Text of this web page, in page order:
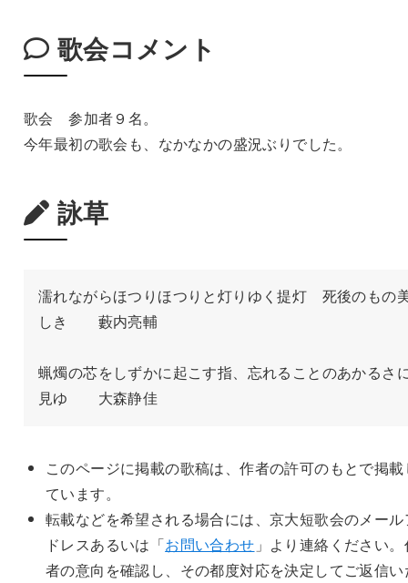
歌会コメント
歌会 参加者９名。
今年最初の歌会も、なかなかの盛況ぶりでした。
詠草
濡れながらほつりほつりと灯りゆく提灯　死後のもの
しき　　藪内亮輔
蝋燭の芯をしずかに起こす指、忘れることのあかるさ
見ゆ　　大森静佳
このページに掲載の歌稿は、作者の許可のもとで掲載
ています。
転載などを希望される場合には、京大短歌会のメール
ドレスあるいは「お問い合わせ 」より連絡ください
者の意向を確認し、その都度対応を決定してご返信い